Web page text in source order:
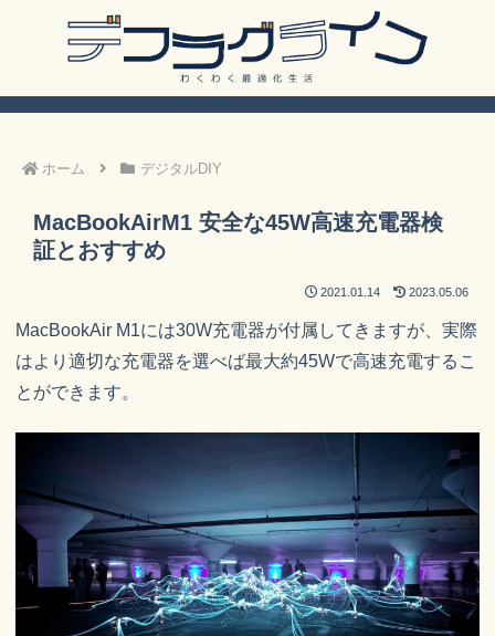
ホーム デジタルDIY
MacBookAirM1 安全な45W高速充電器検
証とおすすめ
2021.01.14 2023.05.06
MacBookAir M1には30W充電器が付属してきますが、実際
はより適切な充電器を選べば最大約45Wで高速充電するこ
とができます。